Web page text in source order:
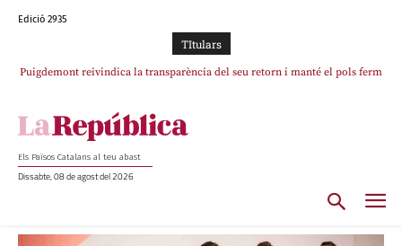
Edició 2935
TItulars
Puigdemont reivindica la transparència del seu retorn i manté el pols ferm
Els Països Catalans al teu abast
Dissabte, 08 de agost del 2026